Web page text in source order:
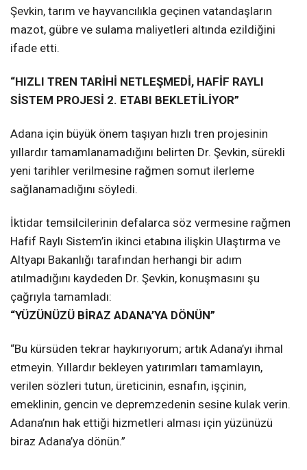
Şevkin, tarım ve hayvancılıkla geçinen vatandaşların
mazot, gübre ve sulama maliyetleri altında ezildiğini
ifade etti.
“HIZLI TREN TARİHİ NETLEŞMEDİ, HAFİF RAYLI
SİSTEM PROJESİ 2. ETABI BEKLETİLİYOR”
Adana için büyük önem taşıyan hızlı tren projesinin
yıllardır tamamlanamadığını belirten Dr. Şevkin, sürekli
yeni tarihler verilmesine rağmen somut ilerleme
sağlanamadığını söyledi.
İktidar temsilcilerinin defalarca söz vermesine rağmen
Hafif Raylı Sistem’in ikinci etabına ilişkin Ulaştırma ve
Altyapı Bakanlığı tarafından herhangi bir adım
atılmadığını kaydeden Dr. Şevkin, konuşmasını şu
çağrıyla tamamladı:
“YÜZÜNÜZÜ BİRAZ ADANA’YA DÖNÜN”
“Bu kürsüden tekrar haykırıyorum; artık Adana’yı ihmal
etmeyin. Yıllardır bekleyen yatırımları tamamlayın,
verilen sözleri tutun, üreticinin, esnafın, işçinin,
emeklinin, gencin ve depremzedenin sesine kulak verin.
Adana’nın hak ettiği hizmetleri alması için yüzünüzü
biraz Adana’ya dönün.”